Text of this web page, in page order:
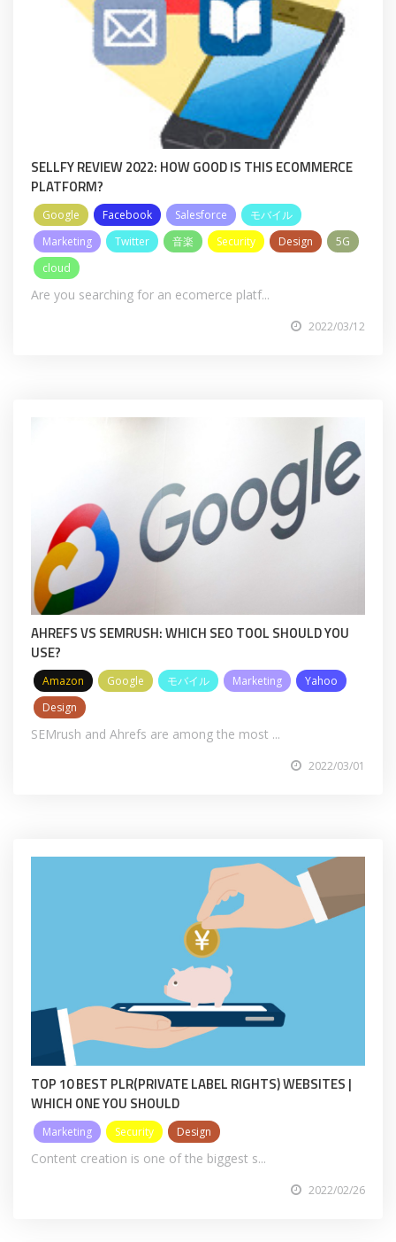
SELLFY REVIEW 2022: HOW GOOD IS THIS ECOMMERCE
PLATFORM?
Google Facebook Salesforce
モバイル
Marketing
Twitter 音楽 Security Design
5G
cloud
Are you searching for an ecomerce platf...
2022/03/12
AHREFS VS SEMRUSH: WHICH SEO TOOL SHOULD YOU
USE?
Amazon Google モバイル Marketing
Yahoo
Design
SEMrush and Ahrefs are among the most ...
2022/03/01
TOP 10 BEST PLR(PRIVATE LABEL RIGHTS) WEBSITES |
WHICH ONE YOU SHOULD
Marketing Security Design
Content creation is one of the biggest s...
2022/02/26